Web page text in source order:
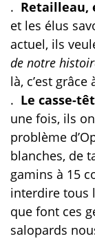
. Retailleau,
et les élus
actuel, ils
de notre
là, c’est grâce
. Le casse-
une fois, ils
problème
blanches, de
gamins à 15
interdire tous
que font ces
salopards